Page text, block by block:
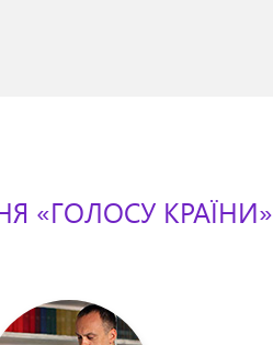
«ГОЛОСУ КРАЇНИ»